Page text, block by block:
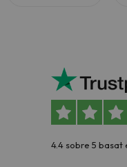
4.4 sobre 5 basat